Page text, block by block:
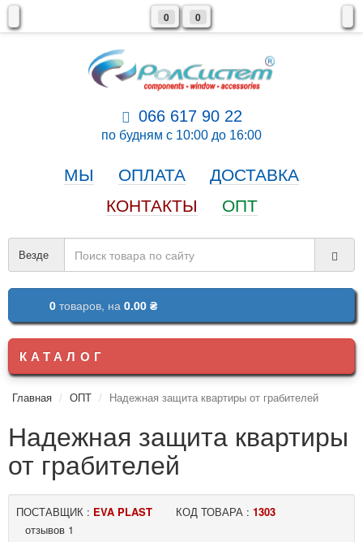
0 0
066 617 90 22
по будням с 10:00 до 16:00
МЫ ОПЛАТА
ДОСТАВКА
КОНТАКТЫ
ОПТ
Везде
0 товаров, на 0.00 ₴
КАТАЛОГ
Главная ОПТ Надежная защита квартиры от грабителей
Надежная защита квартиры
от грабителей
ПОСТАВЩИК : EVA PLAST КОД ТОВАРА : 1303
отзывов 1